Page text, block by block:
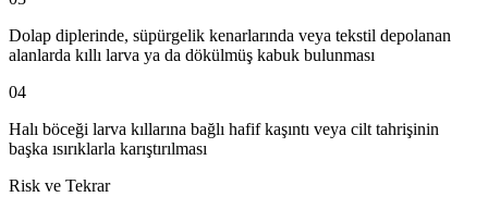
Dolap diplerinde, süpürgelik kenarlarında veya tekstil depolanan
alanlarda kıllı larva ya da dökülmüş kabuk bulunması
04
Halı böceği larva kıllarına bağlı hafif kaşıntı veya cilt tahrişinin
başka ısırıklarla karıştırılması
Risk ve Tekrar